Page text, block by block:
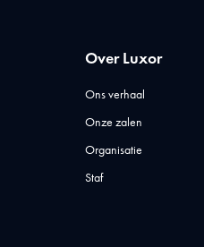
Over Luxor
Ons verhaal
Onze zalen
Organisatie
Staf